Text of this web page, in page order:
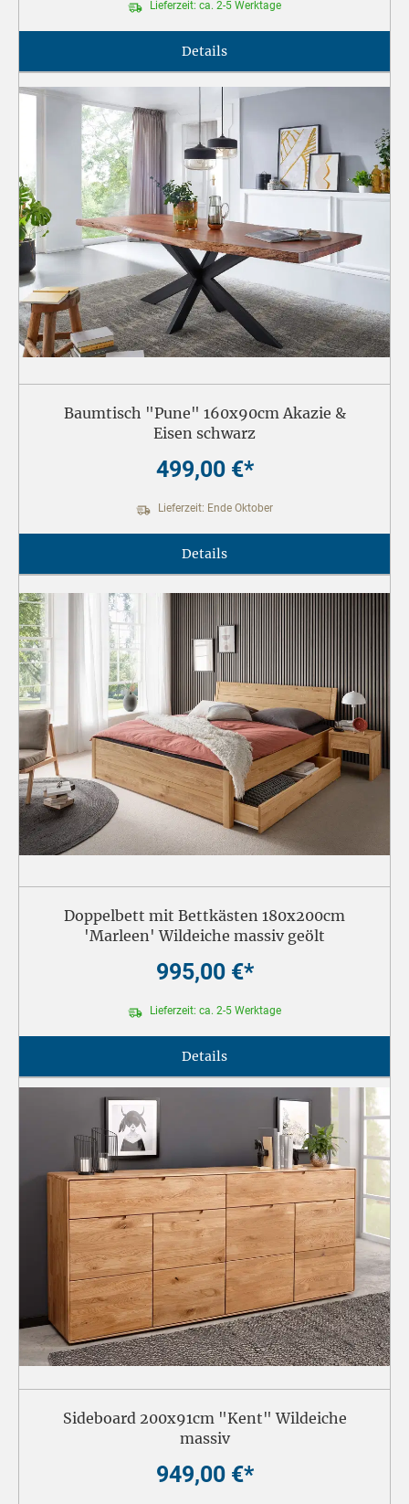
Lieferzeit: ca. 2-5 Werktage
Details
Baumtisch "Pune" 160x90cm Akazie &
Eisen schwarz
499,00 €*
Lieferzeit: Ende Oktober
Details
Doppelbett mit Bettkästen 180x200cm
'Marleen' Wildeiche massiv geölt
995,00 €*
Lieferzeit: ca. 2-5 Werktage
Details
Sideboard 200x91cm "Kent" Wildeiche
massiv
949,00 €*